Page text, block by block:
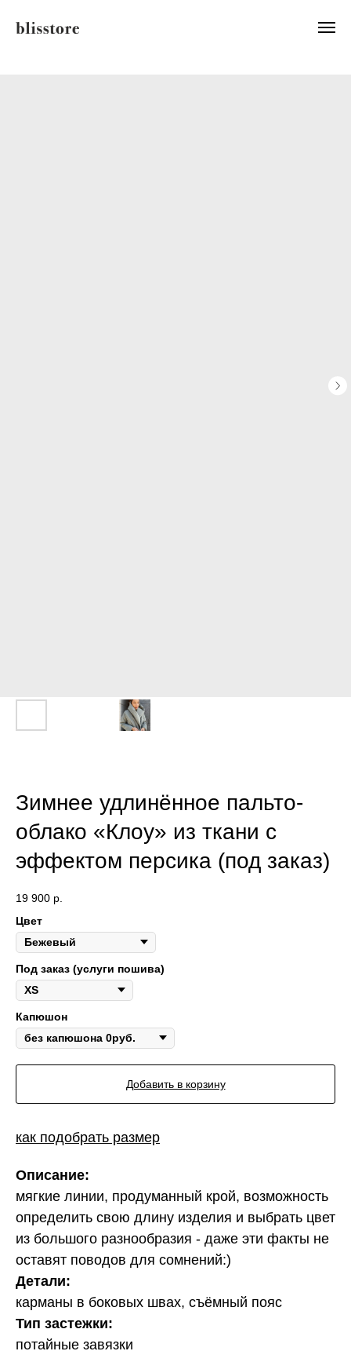
Зимнее удлинённое пальто-
облако «Клоу» из ткани с
эффектом персика (под заказ)
19 900 р.
Цвет
Под заказ (услуги пошива)
Капюшон
Добавить в корзину
как подобрать размер
Описание:
мягкие линии, продуманный крой, возможность
определить свою длину изделия и выбрать цвет
из большого разнообразия - даже эти факты не
оставят поводов для сомнений:)
Детали:
карманы в боковых швах, съёмный пояс
Тип застежки:
потайные завязки